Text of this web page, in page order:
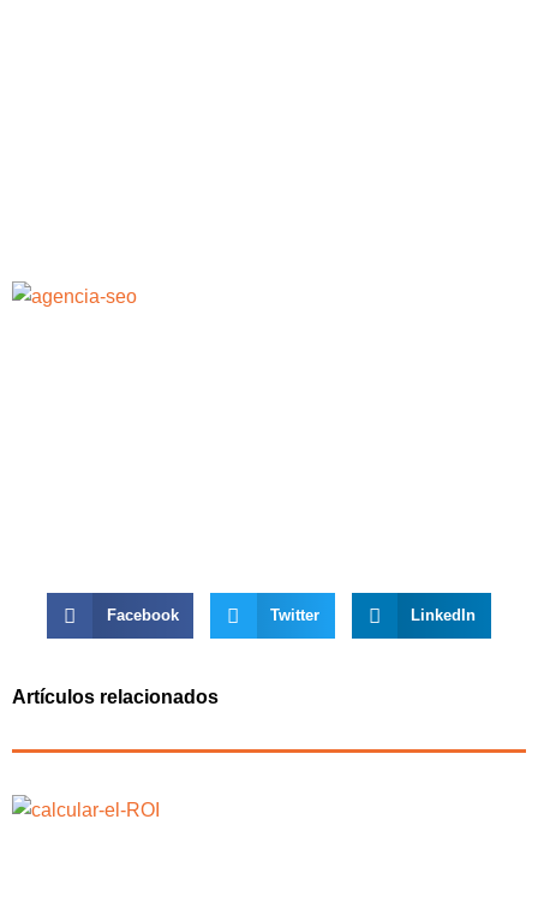
Facebook Twitter LinkedIn
Artículos relacionados